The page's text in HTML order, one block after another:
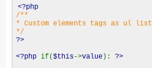
<?php
/**
* Custom elements tags as ul list
*/
?>
<?php if($this->value ): ?>